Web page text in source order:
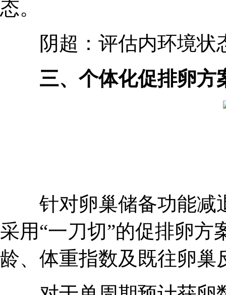
态。
阴超：评估内环境状
三、个体化促排卵方
针对卵巢储备功能减
采用“一刀切”的促排卵
龄、体重指数及既往卵巢